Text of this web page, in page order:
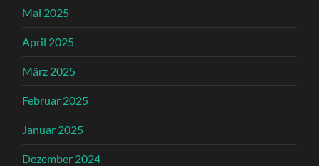
Mai 2025
April 2025
März 2025
Februar 2025
Januar 2025
Dezember 2024